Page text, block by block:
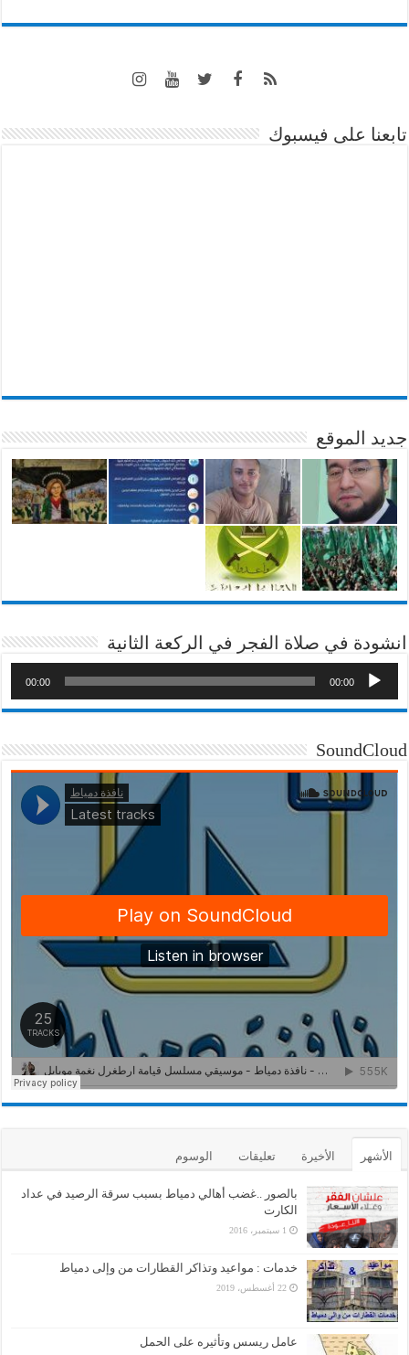
تابعنا على فيسبوك
جديد الموقع
انشودة في صلاة الفجر في الركعة الثانية
00:00
00:00
SoundCloud
الأشهر الأخيرة تعليقات الوسوم
بالصور ..غضب أهالي دمياط بسبب سرقة الرصيد في عداد
الكارت
1 سبتمبر، 2016
خدمات : مواعيد وتذاكر القطارات من وإلى دمياط
22 أغسطس، 2019
عامل ريسس وتأثيره على الحمل